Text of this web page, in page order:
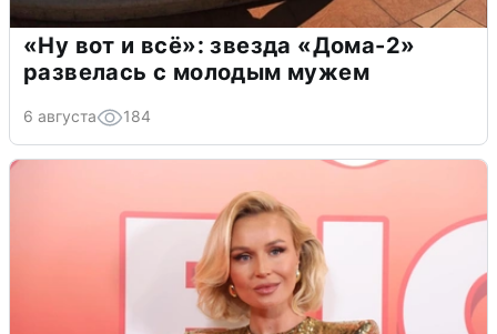
«Ну вот и всё»: звезда «Дома-2»
развелась с молодым мужем
6 августа 184